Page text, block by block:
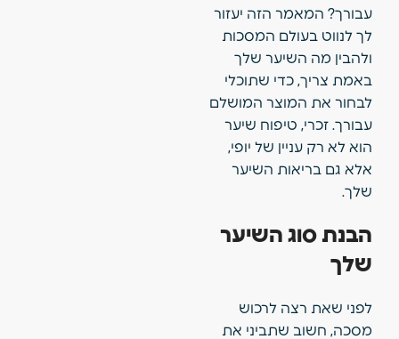
עבורך? המאמר הזה יעזור
לך לנווט בעולם המסכות
ולהבין מה השיער שלך
באמת צריך, כדי שתוכלי
לבחור את המוצר המושלם
עבורך. זכרי, טיפוח שיער
הוא לא רק עניין של יופי,
אלא גם בריאות השיער
שלך.
הבנת סוג השיער
שלך
לפני שאת רצה לרכוש
מסכה, חשוב שתביני את